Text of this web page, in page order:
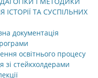
ТА СУСПІЛЬНИХ
документація
освітнього процесу
зі стейкхолдерами